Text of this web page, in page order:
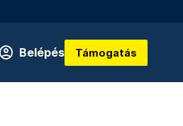
Belépés Támogatás